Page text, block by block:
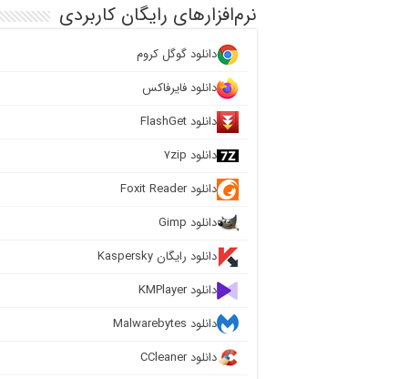
نرم‌افزارهای رایگان کاربردی
دانلود گوگل کروم
دانلود فایرفاکس
دانلود FlashGet
دانلود ۷zip
دانلود Foxit Reader
دانلود Gimp
دانلود رایگان Kaspersky
دانلود KMPlayer
دانلود Malwarebytes
دانلود CCleaner